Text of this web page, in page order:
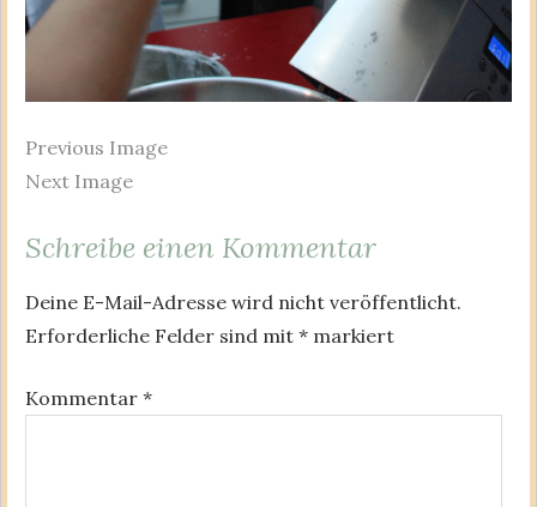
Previous Image
Next Image
Schreibe einen Kommentar
Deine E-Mail-Adresse wird nicht veröffentlicht.
Erforderliche Felder sind mit * markiert
Kommentar *